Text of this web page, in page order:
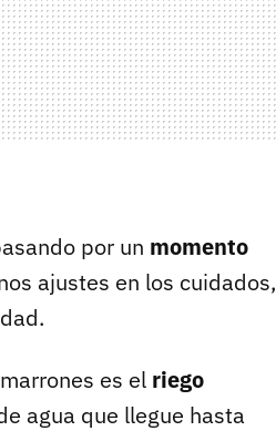
por un momento
ajustes en los cuidados,
es el riego
agua que llegue hasta